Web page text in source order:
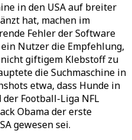
in den USA auf breiter
hat, machen im
Fehler der Software
Nutzer die Empfehlung,
giftigem Klebstoff zu
die Suchmaschine in
etwa, dass Hunde in
Football-Liga NFL
Obama der erste
gewesen sei.